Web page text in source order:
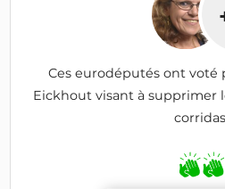
Ces eurodéputés ont
Eickhout visant à supprimer
corridas